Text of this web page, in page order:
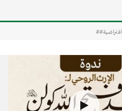
كتاب معراج الروح الصلاة: 32-مراتب الطهارة في الصلاةافتراضية##